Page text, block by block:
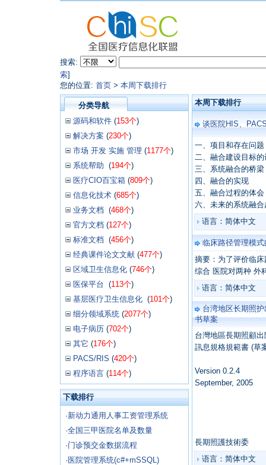
搜索:
索]
您的位置: 首页 > 本周下载排行
分类导航
源码和软件 (153个)
解决方案 (230个)
市场 开发 实施 管理 (1177个)
系统帮助 (194个)
医疗CIO百宝箱 (809个)
信息化技术 (685个)
业务文档 (468个)
官方文档 (127个)
标准文档 (456个)
经典课件论文文献 (477个)
区域卫生信息化 (746个)
医保平台 (113个)
基层医疗卫生信息化 (101个)
细分领域系统 (2077个)
电子病历 (702个)
其它 (176个)
PACS/RIS (420个)
程序语言 (114个)
下载排行
·新动力通用人事工资管理系统
·全国三甲医院名单及数量
·门诊预交金数据流程
·医院管理系统(c#+mSSQL)
本周下载排行
谈医院HIS、
一、项目和存在问题
二、融合建设目标的
三、系统融合的桥梁
四、融合的实现
五、融合过程的体会
六、未来的系统融合
语言：简体中文
临床路径管理模
摘要：为了评价临
综合 医院对两种 外
语言：简体中文
台湾地区长期照
书草案
台灣地區長期照顧
訊息規格規範書 (草
Version 0.2.4
September, 2005
長期照護技術委
语言：简体中文